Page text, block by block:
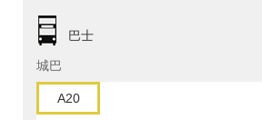
巴士
城巴
A20